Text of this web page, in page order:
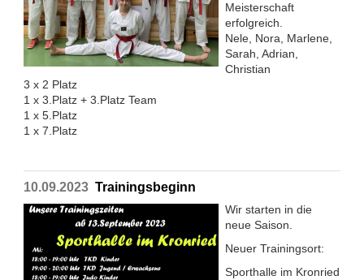
Meisterschaft
erfolgreich.
Nele, Nora, Marlene,
Sarah, Adrian,
Christian
3 x 2 Platz
1 x 3.Platz + 3.Platz Team
1 x 5.Platz
1 x 7.Platz
10.09.2023 Trainingsbeginn
Wir starten in die
neue Saison.
Neuer Trainingsort:
Sporthalle im Kronried